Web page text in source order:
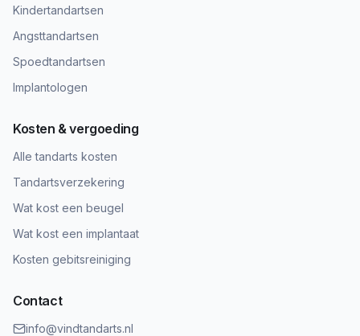
Kindertandartsen
Angsttandartsen
Spoedtandartsen
Implantologen
Kosten & vergoeding
Alle tandarts kosten
Tandartsverzekering
Wat kost een beugel
Wat kost een implantaat
Kosten gebitsreiniging
Contact
info@vindtandarts.nl